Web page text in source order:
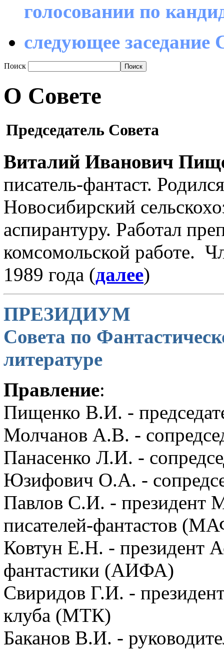
голосовании по
следующее заседание
Поиск
О Совете
Председатель Совета
Виталий Иванович
писатель-фантаст.
Новосибирский
аспирантуру. Работал
комсомольской работе.
1989 года (далее)
ПРЕЗИДИУМ
Совета по
литературе
Правление:
Пищенко В.И. -
Молчанов А.В. -
Панасенко Л.И. -
Юзифович О.А. -
Павлов С.И. - президент
писателей-фантастов
Ковтун Е.Н. - президент
фантастики (АИФА)
Свиридов Г.И. -
клуба (МТК)
Баканов В.И. -